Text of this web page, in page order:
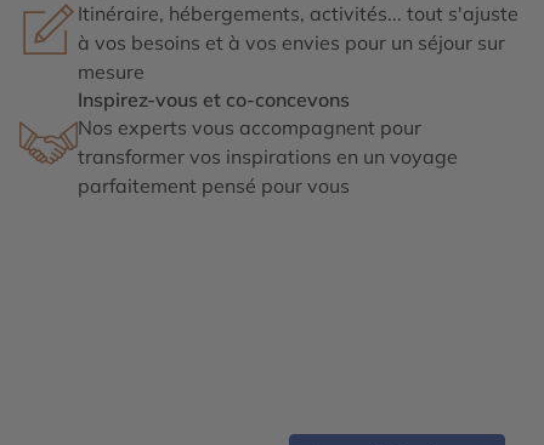
Itinéraire, hébergements, activités... tout s'ajuste
à vos besoins et à vos envies pour un séjour sur
mesure
Inspirez-vous et co-concevons
Nos experts vous accompagnent pour
transformer vos inspirations en un voyage
parfaitement pensé pour vous